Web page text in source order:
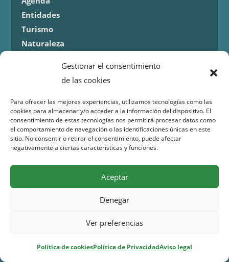
Gestionar el consentimiento
de las cookies
Para ofrecer las mejores experiencias, utilizamos tecnologías como las
cookies para almacenar y/o acceder a la información del dispositivo. El
consentimiento de estas tecnologías nos permitirá procesar datos como
el comportamiento de navegación o las identificaciones únicas en este
sitio. No consentir o retirar el consentimiento, puede afectar
negativamente a ciertas características y funciones.
Aceptar
Denegar
Ver preferencias
Política de cookiesPolítica de PrivacidadAviso legal
Entidades
Turismo
Naturaleza
Quiénes somos
Santoangel.red es una plataforma digital que
proporciona información sobre los eventos y
actividades en la localidad de Santo Ángel en Murcia.
WhatsApp: 644 98 30 23